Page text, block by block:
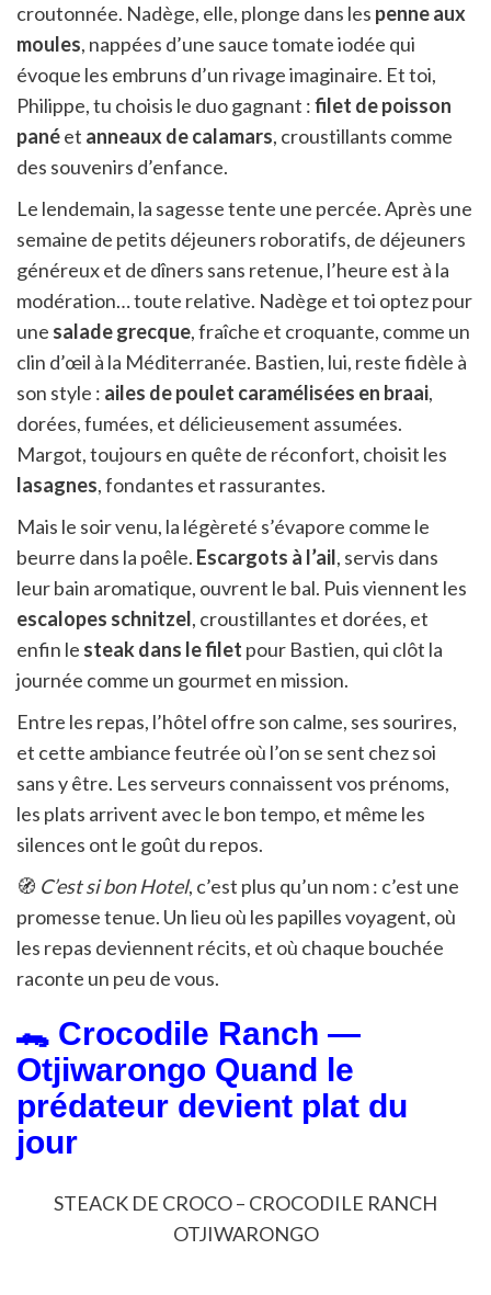
croutonnée. Nadège, elle, plonge dans les penne aux
moules, nappées d’une sauce tomate iodée qui
évoque les embruns d’un rivage imaginaire. Et toi,
Philippe, tu choisis le duo gagnant :filet de poisson
panéet anneaux de calamars, croustillants comme
des souvenirs d’enfance.
Le lendemain, la sagesse tente une percée. Après une
semaine de petits déjeuners roboratifs, de déjeuners
généreux et de dîners sans retenue, l’heure est à la
modération… toute relative. Nadège et toi optez pour
une salade grecque, fraîche et croquante, comme un
clin d’œil à la Méditerranée. Bastien, lui, reste fidèle à
son style : ailes de poulet caramélisées en braai,
dorées, fumées, et délicieusement assumées.
Margot, toujours en quête de réconfort, choisit les
lasagnes, fondantes et rassurantes.
Mais le soir venu, la légèreté s’évapore comme le
beurre dans la poêle. Escargots à l’ail, servis dans
leur bain aromatique, ouvrent le bal. Puis viennent les
escalopes schnitzel, croustillantes et dorées, et
enfin le steak dans le filet pour Bastien, qui clôt la
journée comme un gourmet en mission.
Entre les repas, l’hôtel offre son calme, ses sourires,
et cette ambiance feutrée où l’on se sent chez soi
sans y être. Les serveurs connaissent vos prénoms,
les plats arrivent avec le bon tempo, et même les
silences ont le goût du repos.
🧭 C’est si bon Hotel, c’est plus qu’un nom : c’est une
promesse tenue. Un lieu où les papilles voyagent, où
les repas deviennent récits, et où chaque bouchée
raconte un peu de vous.
🐊 Crocodile Ranch —
Otjiwarongo Quand le
prédateur devient plat du
jour
STEACK DE CROCO – CROCODILE RANCH
OTJIWARONGO